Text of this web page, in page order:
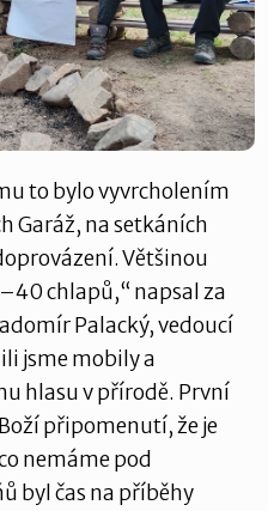
to bylo vyvrcholením
Garáž, na setkáních
Většinou
chlapů,“ napsal za
Palacký, vedoucí
jsme mobily a
hlasu v přírodě. První
připomenutí, že je
nemáme pod
byl čas na příběhy